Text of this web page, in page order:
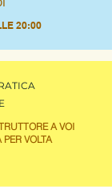
20:00
A VOI
PER VOLTA